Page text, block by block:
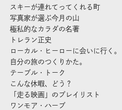
スキーが連れてってくれる町
写真家が選ぶ今月の山
極私的なカラダの名著
トレラン正史
ローカル・ヒーローに会いに行く。
自分の旅のつくりかた。
テーブル・トーク
こんな休暇、どう？
「走る映画」のプレイリスト
ワンモア・ハーブ